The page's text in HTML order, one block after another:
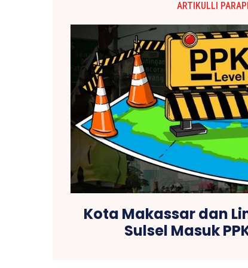
ARTIKULLI
Kota Makassar dan
Sulsel Masuk